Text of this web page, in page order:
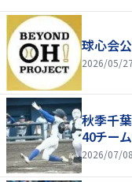
球心会
2026/05/
秋季千
40チー
2026/07/